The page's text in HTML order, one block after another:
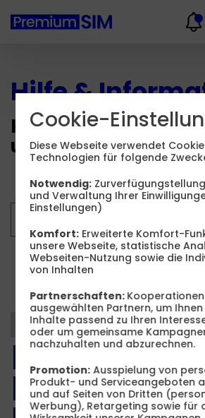
Hilfe &
Hier finden Sie
und Hilfestellungen.
Kategorien
Festnetz
Cookie-
Diese Webseite verwendet
Technologien für folgende
Notwendig:
und Verwaltung Ihrer
Einstellungen)
Komfort: Erweiterte Komfort-
unsere Webseite, statistische
Webseiten-Nutzung sowie die
von Inhalten
Partnerschaften:
ausgewählten Partnern, um
Inhalte passend zu Ihren
oder um gemeinsame
nachzuhalten und abzurechnen.
Promotion: Ausspielung von
Produkt- und Serviceangeboten
und auf Seiten von Dritten
Werbung), Retargeting sowie für